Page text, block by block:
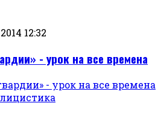
12:32
- урок на все времена